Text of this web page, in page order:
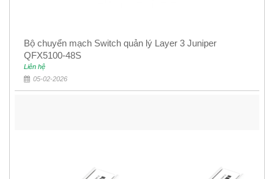
Bộ chuyển mạch Switch quản lý Layer 3 Juniper
QFX5100-48S
Liên hệ
05-02-2026